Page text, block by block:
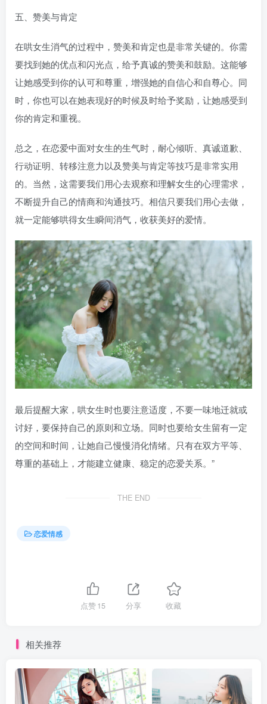
五、赞美与肯定
在哄女生消气的过程中，赞美和肯定也是非常关键的。你需
要找到她的优点和闪光点，给予真诚的赞美和鼓励。这能够
让她感受到你的认可和尊重，增强她的自信心和自尊心。同
时，你也可以在她表现好的时候及时给予奖励，让她感受到
你的肯定和重视。
总之，在恋爱中面对女生的生气时，耐心倾听、真诚道歉、
行动证明、转移注意力以及赞美与肯定等技巧是非常实用
的。当然，这需要我们用心去观察和理解女生的心理需求，
不断提升自己的情商和沟通技巧。相信只要我们用心去做，
就一定能够哄得女生瞬间消气，收获美好的爱情。
最后提醒大家，哄女生时也要注意适度，不要一味地迁就或
讨好，要保持自己的原则和立场。同时也要给女生留有一定
的空间和时间，让她自己慢慢消化情绪。只有在双方平等、
尊重的基础上，才能建立健康、稳定的恋爱关系。”
THE END
恋爱情感
点赞15 分享 收藏
相关推荐